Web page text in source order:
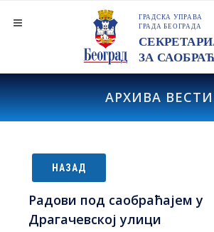
АРХИВА ВЕСТИ
НАЗАД
Радови под саобраћајем у
Драгачевској улици